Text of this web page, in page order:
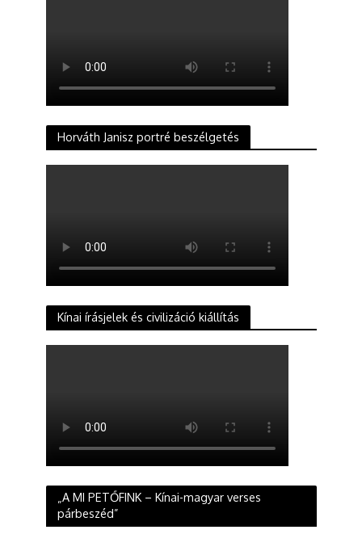
Horváth Janisz portré beszélgetés
Kínai írásjelek és civilizáció kiállítás
„A MI PETŐFINK – Kínai-magyar verses
párbeszéd”